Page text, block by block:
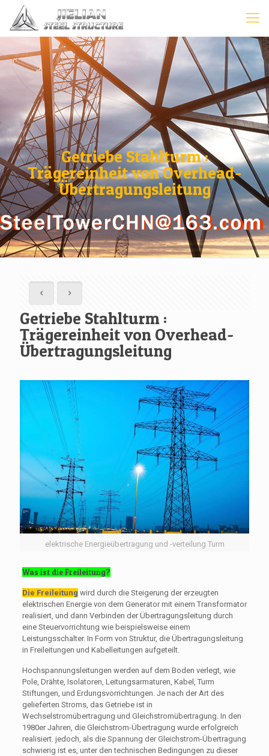
Getriebe Stahlturm :
Trägereinheit von Overhead-
Übertragungsleitung
Getriebe Stahlturm :
Trägereinheit von Overhead-
Übertragungsleitung
elektrische Energieübertragung und -verteilung Turm
Was ist die Freileitung?
Die Freileitung wird durch die Steigerung der erzeugten
elektrischen Energie von dem Generator mit einem Transformator
realisiert, und dann Verbinden der Übertragungsleitung durch
eine Steuervorrichtung wie beispielsweise einem
Leistungsschalter. In Form von Struktur, die Übertragungsleitung
in Freileitungen und Kabelleitungen aufgeteilt.
Hochspannungsleitungen werden auf dem Boden verlegt, wie
Pole, Drähte, Isolatoren, Leitungsarmaturen, Kabel, Turm
Stiftungen, und Erdungsvorrichtungen. Je nach der Art des
gelieferten Stroms, das Getriebe ist in
Wechselstromübertragung und Gleichstromübertragung. In den
1980er Jahren, die Gleichstrom-Übertragung wurde erfolgreich
realisiert. jedoch, als die Spannung der Gleichstrom-Übertragung
schwierig ist es, unter den technischen Bedingungen zu dieser